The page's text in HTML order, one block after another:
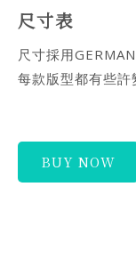
尺寸表
尺寸採用
每款版型都有些
BUY NOW